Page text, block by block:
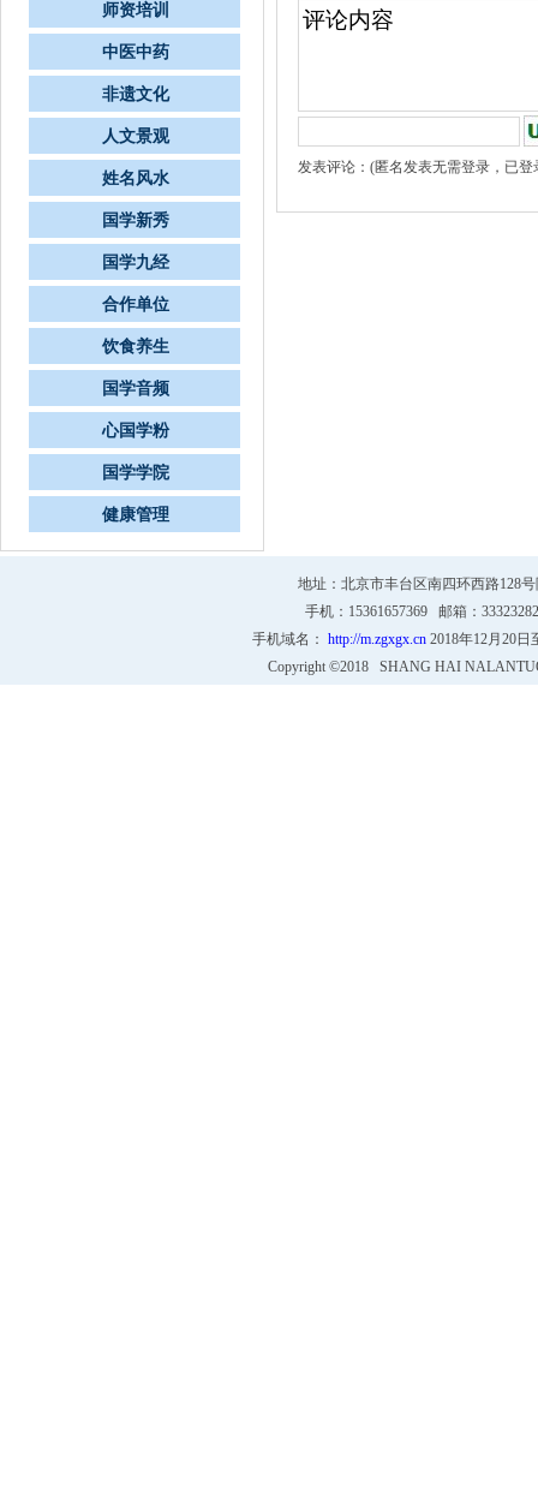
师资培训
中医中药
非遗文化
人文景观
姓名风水
国学新秀
国学九经
合作单位
饮食养生
国学音频
心国学粉
国学学院
健康管理
发表评论：(匿名发表无需登录，已
地址：北京市丰台区南四环西路128
手机：15361657369 邮箱：
手机域名： http://m.zgxgx.cn 2018年12月20
Copyright ©2018 SHANG HAI